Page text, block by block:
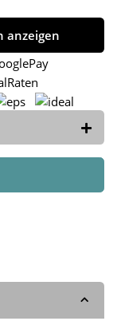
anzeigen